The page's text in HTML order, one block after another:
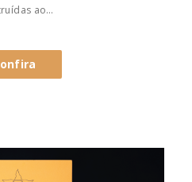
ao…